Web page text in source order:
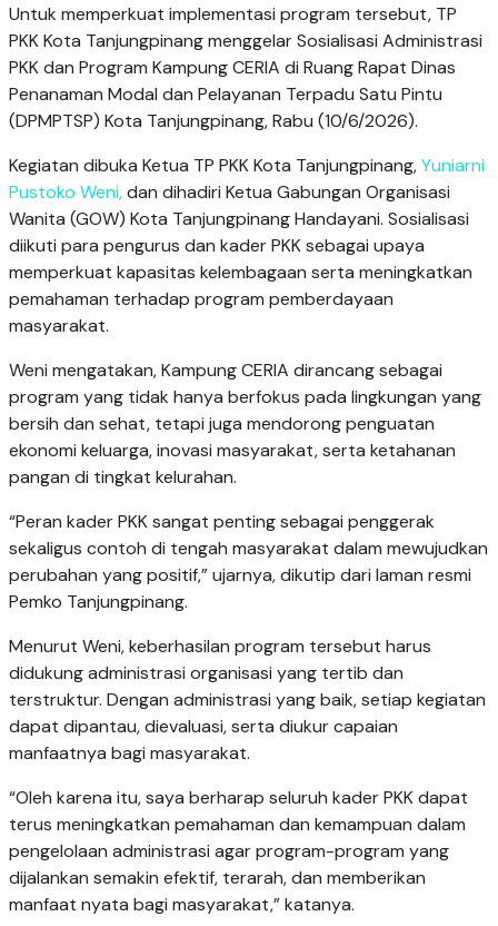
Untuk memperkuat implementasi program tersebut, TP
PKK Kota Tanjungpinang menggelar Sosialisasi Administrasi
PKK dan Program Kampung CERIA di Ruang Rapat Dinas
Penanaman Modal dan Pelayanan Terpadu Satu Pintu
(DPMPTSP) Kota Tanjungpinang, Rabu (10/6/2026).
Kegiatan dibuka Ketua TP PKK Kota Tanjungpinang,Yuniarni
Pustoko Weni,dan dihadiri Ketua Gabungan Organisasi
Wanita (GOW) Kota Tanjungpinang Handayani. Sosialisasi
diikuti para pengurus dan kader PKK sebagai upaya
memperkuat kapasitas kelembagaan serta meningkatkan
pemahaman terhadap program pemberdayaan
masyarakat.
Weni mengatakan, Kampung CERIA dirancang sebagai
program yang tidak hanya berfokus pada lingkungan yang
bersih dan sehat, tetapi juga mendorong penguatan
ekonomi keluarga, inovasi masyarakat, serta ketahanan
pangan di tingkat kelurahan.
“Peran kader PKK sangat penting sebagai penggerak
sekaligus contoh di tengah masyarakat dalam mewujudkan
perubahan yang positif,” ujarnya, dikutip dari laman resmi
Pemko Tanjungpinang.
Menurut Weni, keberhasilan program tersebut harus
didukung administrasi organisasi yang tertib dan
terstruktur. Dengan administrasi yang baik, setiap kegiatan
dapat dipantau, dievaluasi, serta diukur capaian
manfaatnya bagi masyarakat.
“Oleh karena itu, saya berharap seluruh kader PKK dapat
terus meningkatkan pemahaman dan kemampuan dalam
pengelolaan administrasi agar program-program yang
dijalankan semakin efektif, terarah, dan memberikan
manfaat nyata bagi masyarakat,” katanya.